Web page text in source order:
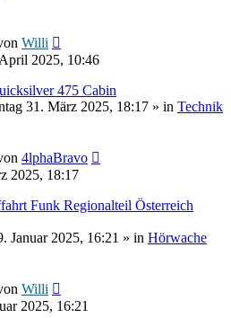
Willi
2025, 10:46
475 Cabin
31. März 2025, 18:17 » in Technik
4lphaBravo
2025, 18:17
Funk Regionalteil Österreich
Januar 2025, 16:21 » in Hörwache
Willi
2025, 16:21